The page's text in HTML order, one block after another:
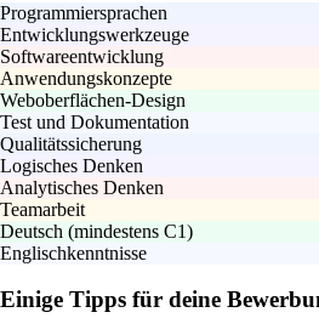
Programmiersprachen
Entwicklungswerkzeuge
Softwareentwicklung
Anwendungskonzepte
Weboberflächen-Design
Test und Dokumentation
Qualitätssicherung
Logisches Denken
Analytisches Denken
Teamarbeit
Deutsch (mindestens C1)
Englischkenntnisse
Einige Tipps für deine